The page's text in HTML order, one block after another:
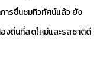
ารชื่นชมทิวทัศน์แล้ว ยัง
งถิ่นที่สดใหม่และรสชาติดี